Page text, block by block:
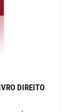
DIREITO